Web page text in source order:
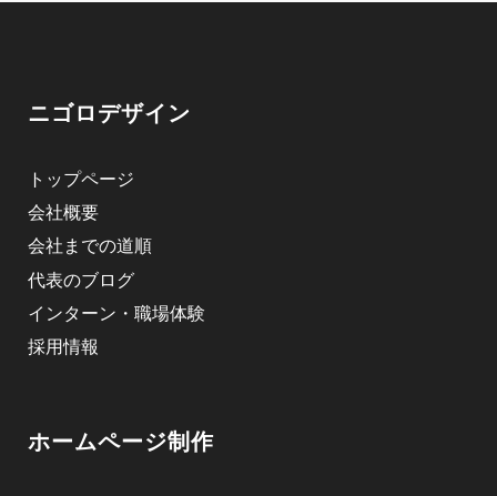
ニゴロデザイン
トップページ
会社概要
会社までの道順
代表のブログ
インターン・職場体験
採用情報
ホームページ制作